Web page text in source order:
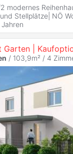
modernes
Stellplätze| NÖ
Jahren
Garten |
/ 103,9m² / 4